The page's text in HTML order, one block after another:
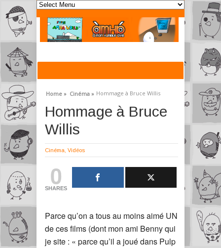
Home » Cinéma » Hommage à Bruce Willis
Hommage à Bruce
Willis
Cinéma Vidéos
0
SHARES
Parce qu’on a tous au moins aimé UN
de ces films (dont mon ami Benny qui
je site : « parce qu’il a joué dans Pulp